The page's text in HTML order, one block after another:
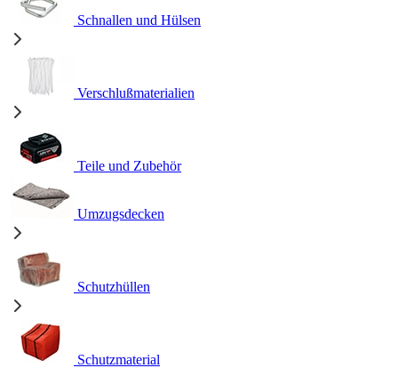
Schnallen und Hülsen
Verschlußmaterialien
Teile und Zubehör
Umzugsdecken
Schutzhüllen
Schutzmaterial